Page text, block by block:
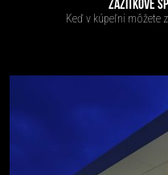
ZÁŽITKOVÉ
Keď v kúpeľni môžete